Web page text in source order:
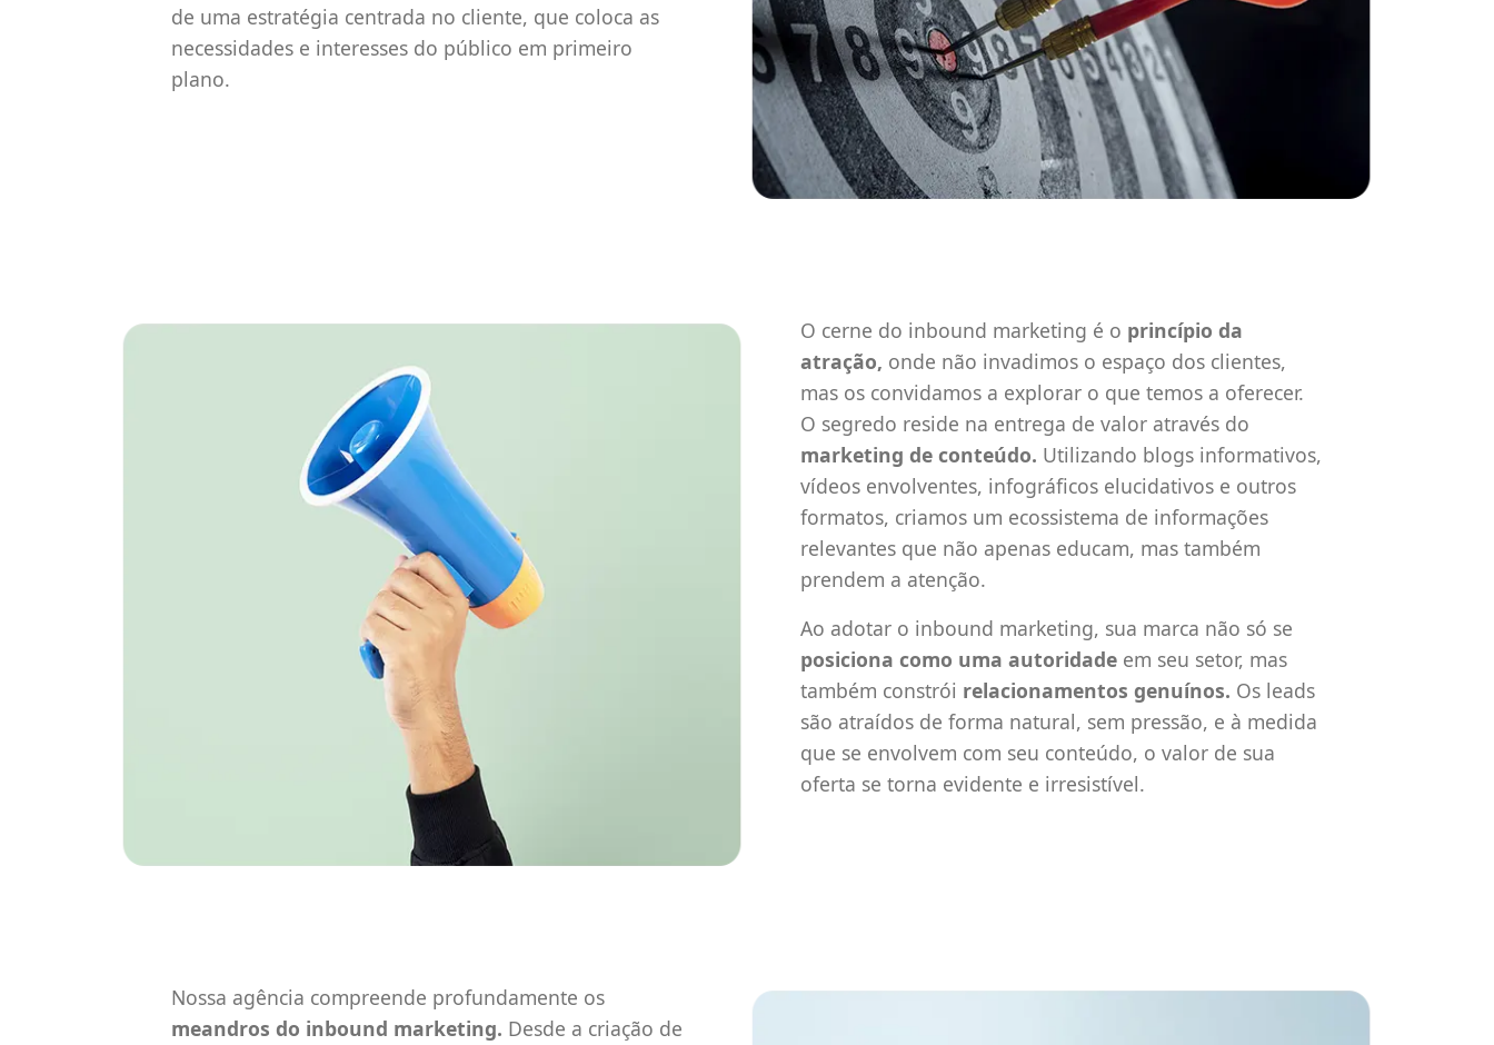
de uma estratégia centrada no cliente, que coloca as
necessidades e interesses do público em primeiro
plano.
O cerne do inbound marketing é o princípio da
atração, onde não invadimos o espaço dos clientes,
mas os convidamos a explorar o que temos a oferecer.
O segredo reside na entrega de valor através do
marketing de conteúdo. Utilizando blogs informativos,
vídeos envolventes, infográficos elucidativos e outros
formatos, criamos um ecossistema de informações
relevantes que não apenas educam, mas também
prendem a atenção.
Ao adotar o inbound marketing, sua marca não só se
posiciona como uma autoridade em seu setor, mas
também constrói relacionamentos genuínos. Os leads
são atraídos de forma natural, sem pressão, e à medida
que se envolvem com seu conteúdo, o valor de sua
oferta se torna evidente e irresistível.
Nossa agência compreende profundamente os
meandros do inbound marketing. Desde a criação de